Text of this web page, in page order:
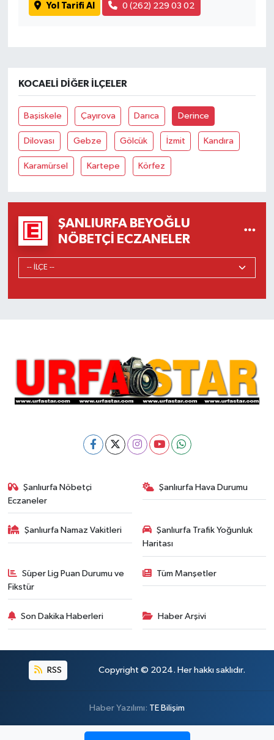
Yol Tarifi Al 0 (262) 229 03 02
KOCAELI DIĞER İLÇELER
Başiskele Çayırova Darıca Derince
Dilovası Gebze Gölcük İzmit Kandıra
Karamürsel Kartepe Körfez
ŞANLIURFA BEYOĞLU
NÖBETÇI ECZANELER
Şanlıurfa Nöbetçi
Eczaneler
Şanlıurfa Hava Durumu
Şanlıurfa Namaz Vakitleri
Şanlıurfa Trafik Yoğunluk
Haritası
Süper Lig Puan Durumu ve
Fikstür
Tüm Manşetler
Son Dakika Haberleri Haber Arşivi
RSS Copyright © 2024. Her hakkı saklıdır.
Haber Yazılımı: TE Bilişim